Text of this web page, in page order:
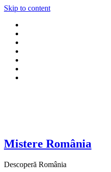
Skip to content
Mistere România
Descoperă România